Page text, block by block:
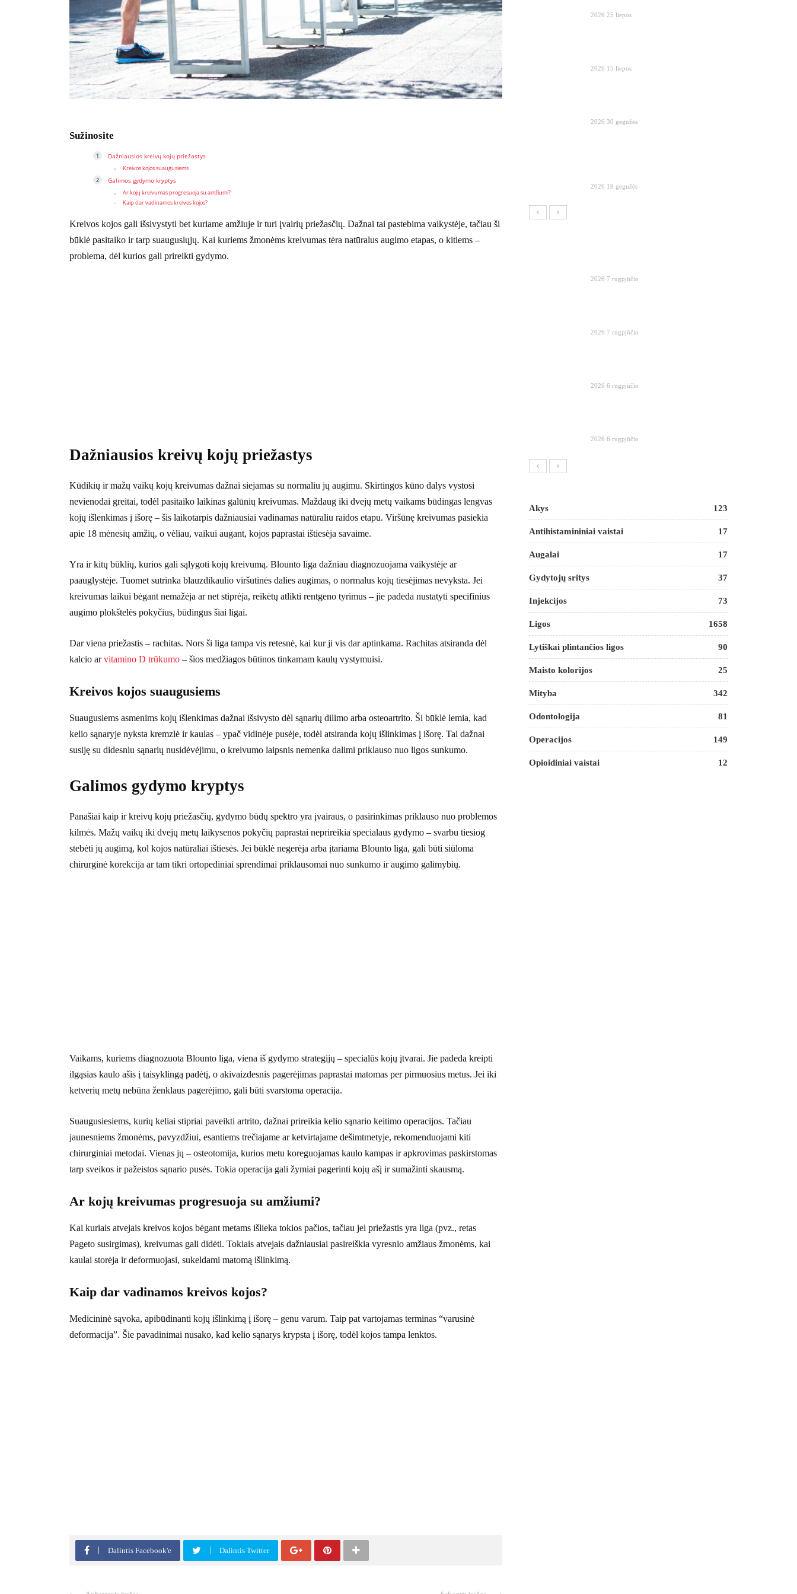
Sužinosite
Dažniausios kreivų kojų priežastys
Kreivos kojos suaugusiems
Galimos gydymo kryptys
Ar kojų kreivumas progresuoja su amžiumi?
Kaip dar vadinamos kreivos kojos?
Kreivos kojos gali išsivystyti bet kuriame amžiuje ir turi įvairių priežasčių. Dažnai tai pastebima vaikystėje, tačiau ši
būklė pasitaiko ir tarp suaugusiųjų. Kai kuriems žmonėms kreivumas tėra natūralus augimo etapas, o kitiems –
problema, dėl kurios gali prireikti gydymo.
Dažniausios kreivų kojų priežastys
Kūdikių ir mažų vaikų kojų kreivumas dažnai siejamas su normaliu jų augimu. Skirtingos kūno dalys vystosi
nevienodai greitai, todėl pasitaiko laikinas galūnių kreivumas. Maždaug iki dvejų metų vaikams būdingas lengvas
kojų išlenkimas į išorę – šis laikotarpis dažniausiai vadinamas natūraliu raidos etapu. Viršūnę kreivumas pasiekia
apie 18 mėnesių amžių, o vėliau, vaikui augant, kojos paprastai ištiesėja savaime.
Yra ir kitų būklių, kurios gali sąlygoti kojų kreivumą. Blounto liga dažniau diagnozuojama vaikystėje ar
paauglystėje. Tuomet sutrinka blauzdikaulio viršutinės dalies augimas, o normalus kojų tiesėjimas nevyksta. Jei
kreivumas laikui bėgant nemažėja ar net stiprėja, reikėtų atlikti rentgeno tyrimus – jie padeda nustatyti specifinius
augimo plokštelės pokyčius, būdingus šiai ligai.
Dar viena priežastis – rachitas. Nors ši liga tampa vis retesnė, kai kur ji vis dar aptinkama. Rachitas atsiranda dėl
kalcio arvitamino D trūkumo – šios medžiagos būtinos tinkamam kaulų vystymuisi.
Kreivos kojos suaugusiems
Suaugusiems asmenims kojų išlenkimas dažnai išsivysto dėl sąnarių dilimo arba osteoartrito. Ši būklė lemia, kad
kelio sąnaryje nyksta kremzlė ir kaulas – ypač vidinėje pusėje, todėl atsiranda kojų išlinkimas į išorę. Tai dažnai
susiję su didesniu sąnarių nusidėvėjimu, o kreivumo laipsnis nemenka dalimi priklauso nuo ligos sunkumo.
Galimos gydymo kryptys
Panašiai kaip ir kreivų kojų priežasčių, gydymo būdų spektro yra įvairaus, o pasirinkimas priklauso nuo problemos
kilmės. Mažų vaikų iki dvejų metų laikysenos pokyčių paprastai neprireikia specialaus gydymo – svarbu tiesiog
stebėti jų augimą, kol kojos natūraliai ištiesės. Jei būklė negerėja arba įtariama Blounto liga, gali būti siūloma
chirurginė korekcija ar tam tikri ortopediniai sprendimai priklausomai nuo sunkumo ir augimo galimybių.
Vaikams, kuriems diagnozuota Blounto liga, viena iš gydymo strategijų – specialūs kojų įtvarai. Jie padeda kreipti
ilgąsias kaulo ašis į taisyklingą padėtį, o akivaizdesnis pagerėjimas paprastai matomas per pirmuosius metus. Jei iki
ketverių metų nebūna ženklaus pagerėjimo, gali būti svarstoma operacija.
Suaugusiesiems, kurių keliai stipriai paveikti artrito, dažnai prireikia kelio sąnario keitimo operacijos. Tačiau
jaunesniems žmonėms, pavyzdžiui, esantiems trečiajame ar ketvirtajame dešimtmetyje, rekomenduojami kiti
chirurginiai metodai. Vienas jų – osteotomija, kurios metu koreguojamas kaulo kampas ir apkrovimas paskirstomas
tarp sveikos ir pažeistos sąnario pusės. Tokia operacija gali žymiai pagerinti kojų ašį ir sumažinti skausmą.
Ar kojų kreivumas progresuoja su amžiumi?
Kai kuriais atvejais kreivos kojos bėgant metams išlieka tokios pačios, tačiau jei priežastis yra liga (pvz., retas
Pageto susirgimas), kreivumas gali didėti. Tokiais atvejais dažniausiai pasireiškia vyresnio amžiaus žmonėms, kai
kaulai storėja ir deformuojasi, sukeldami matomą išlinkimą.
Kaip dar vadinamos kreivos kojos?
Medicininė sąvoka, apibūdinanti kojų išlinkimą į išorę – genu varum. Taip pat vartojamas terminas “varusinė
deformacija”. Šie pavadinimai nusako, kad kelio sąnarys krypsta į išorę, todėl kojos tampa lenktos.
Dalintis Facebook'e Dalintis Twitter
2026 25 liepos
2026 15 liepos
2026 30 gegužės
2026 19 gegužės
2026 7 rugpjūčio
2026 7 rugpjūčio
2026 6 rugpjūčio
2026 6 rugpjūčio
Akys 123
Antihistamininiai vaistai 17
Augalai 17
Gydytojų sritys 37
Injekcijos 73
Ligos 1658
Lytiškai plintančios ligos 90
Maisto kolorijos 25
Mityba 342
Odontologija 81
Operacijos 149
Opioidiniai vaistai 12